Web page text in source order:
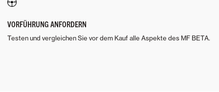
VORFÜHRUNG ANFORDERN
Testen und vergleichen Sie vor dem Kauf alle Aspekte des MF BETA.